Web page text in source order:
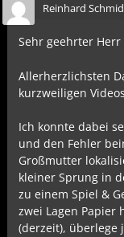
Reinhard
Sehr geehrter Herr
Allerherzlichsten
kurzweiligen
Ich konnte dabei
und den Fehler
Großmutter
kleiner Sprung in
zu einem Spiel &
zwei Lagen
(derzeit), überlege